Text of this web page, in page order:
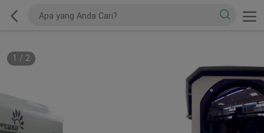
1 / 2